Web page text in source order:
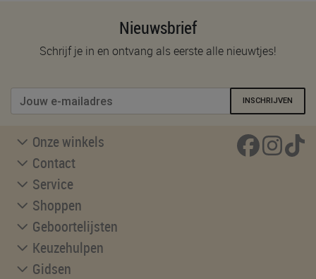
Nieuwsbrief
Schrijf je in en ontvang als eerste alle nieuwtjes!
INSCHRIJVEN
Onze winkels
Contact
Service
Shoppen
Geboortelijsten
Keuzehulpen
Gidsen